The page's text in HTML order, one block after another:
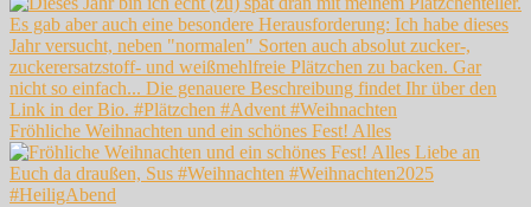
Fröhliche Weihnachten und ein schönes Fest! Alles